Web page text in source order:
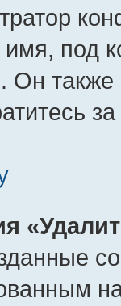
имя, под
Он